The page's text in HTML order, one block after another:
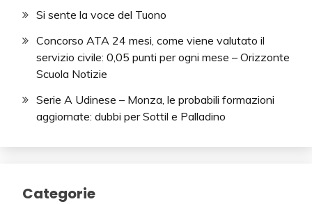
Si sente la voce del Tuono
Concorso ATA 24 mesi, come viene valutato il
servizio civile: 0,05 punti per ogni mese – Orizzonte
Scuola Notizie
Serie A Udinese – Monza, le probabili formazioni
aggiornate: dubbi per Sottil e Palladino
Categorie